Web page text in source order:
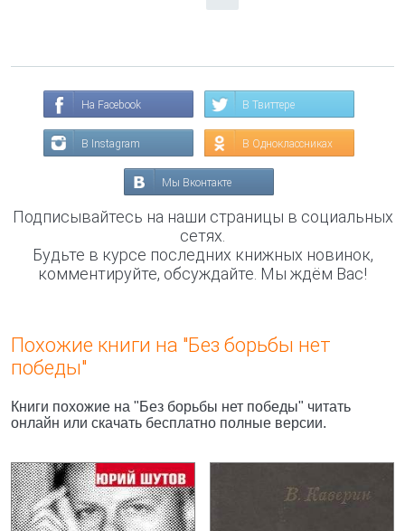
На Facebook В Твиттере
В Instagram В Одноклассниках
Мы Вконтакте
Подписывайтесь на наши страницы в социальных
сетях.
Будьте в курсе последних книжных новинок,
комментируйте, обсуждайте. Мы ждём Вас!
Похожие книги на "Без борьбы нет
победы"
Книги похожие на "Без борьбы нет победы" читать
онлайн или скачать бесплатно полные версии.